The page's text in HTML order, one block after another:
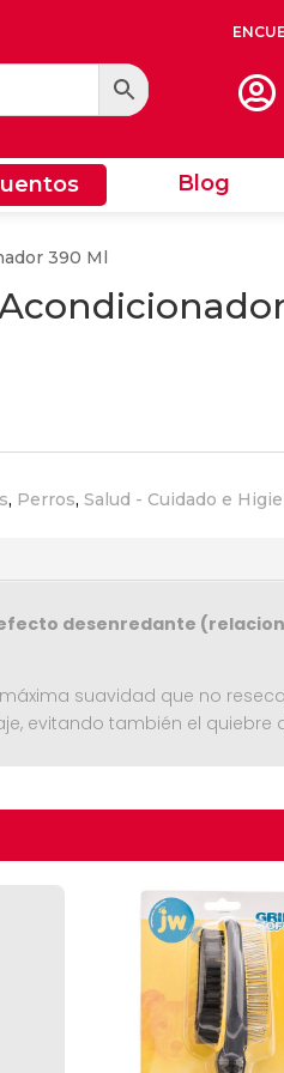

Blog
Llamar ✆
390 Ml
, Perros, Salud - Cuidado e
desenredante
suavidad que no
evitando también el